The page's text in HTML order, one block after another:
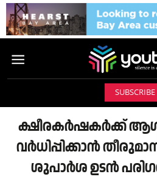
SUBSCRIBE
ക്ഷീരകർഷകർക്ക്
വർധിപ്പിക്കാൻ
ശുപാർശ ഉടൻ